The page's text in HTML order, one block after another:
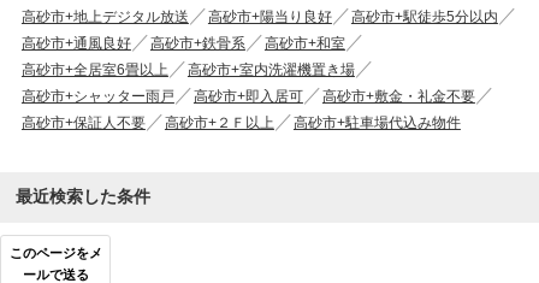
高砂市+地上デジタル放送
高砂市+陽当り良好
高砂市+駅徒歩5分以内
高砂市+通風良好
高砂市+鉄骨系
高砂市+和室
高砂市+全居室6畳以上
高砂市+室内洗濯機置き場
高砂市+シャッター雨戸
高砂市+即入居可
高砂市+敷金・礼金不要
高砂市+保証人不要
高砂市+２Ｆ以上 高砂市+駐車場代込み物件
最近検索した条件
このページをメ
ールで送る